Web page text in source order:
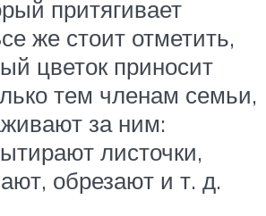
притягивает
же стоит отметить,
цветок приносит
тем членам семьи,
за ним:
листочки,
обрезают и т. д.